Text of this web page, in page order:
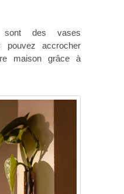
sont des vases
pouvez accrocher
maison grâce à